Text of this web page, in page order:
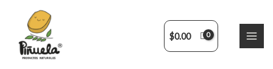
contenido
$0.00